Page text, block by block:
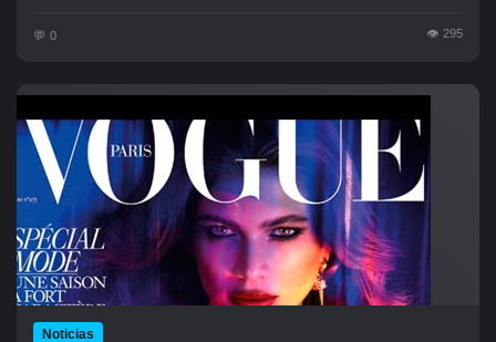
0 295
Noticias